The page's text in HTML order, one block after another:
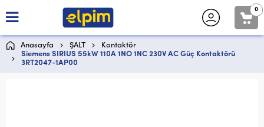
0
Anasayfa ŞALT
Kontaktör
Siemens SIRIUS 55kW 110A 1NO 1NC 230V AC Güç Kontaktörü
3RT2047-1AP00